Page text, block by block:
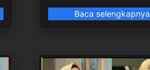
Baca selengkapnya